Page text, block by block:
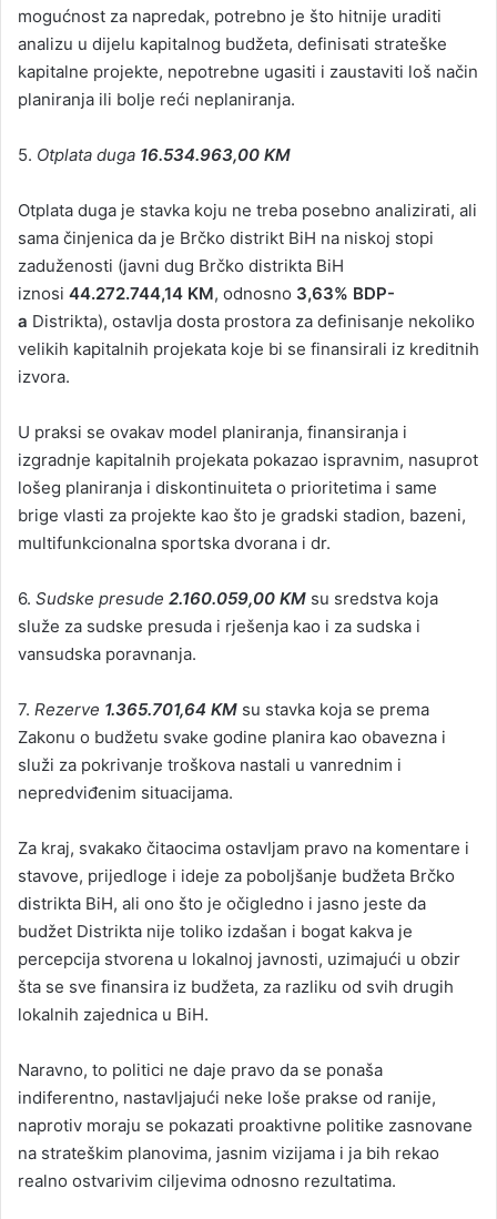
mogućnost za napredak, potrebno je što hitnije uraditi
analizu u dijelu kapitalnog budžeta, definisati strateške
kapitalne projekte, nepotrebne ugasiti i zaustaviti loš način
planiranja ili bolje reći neplaniranja.
5. Otplata duga 16.534.963,00 KM
Otplata duga je stavka koju ne treba posebno analizirati, ali
sama činjenica da je Brčko distrikt BiH na niskoj stopi
zaduženosti (javni dug Brčko distrikta BiH
iznosi 44.272.744,14 KM, odnosno 3,63% BDP-
a Distrikta), ostavlja dosta prostora za definisanje nekoliko
velikih kapitalnih projekata koje bi se finansirali iz kreditnih
izvora.
U praksi se ovakav model planiranja, finansiranja i
izgradnje kapitalnih projekata pokazao ispravnim, nasuprot
lošeg planiranja i diskontinuiteta o prioritetima i same
brige vlasti za projekte kao što je gradski stadion, bazeni,
multifunkcionalna sportska dvorana i dr.
6. Sudske presude 2.160.059,00 KM su sredstva koja
služe za sudske presuda i rješenja kao i za sudska i
vansudska poravnanja.
7. Rezerve 1.365.701,64 KM su stavka koja se prema
Zakonu o budžetu svake godine planira kao obavezna i
služi za pokrivanje troškova nastali u vanrednim i
nepredviđenim situacijama.
Za kraj, svakako čitaocima ostavljam pravo na komentare i
stavove, prijedloge i ideje za poboljšanje budžeta Brčko
distrikta BiH, ali ono što je očigledno i jasno jeste da
budžet Distrikta nije toliko izdašan i bogat kakva je
percepcija stvorena u lokalnoj javnosti, uzimajući u obzir
šta se sve finansira iz budžeta, za razliku od svih drugih
lokalnih zajednica u BiH.
Naravno, to politici ne daje pravo da se ponaša
indiferentno, nastavljajući neke loše prakse od ranije,
naprotiv moraju se pokazati proaktivne politike zasnovane
na strateškim planovima, jasnim vizijama i ja bih rekao
realno ostvarivim ciljevima odnosno rezultatima.